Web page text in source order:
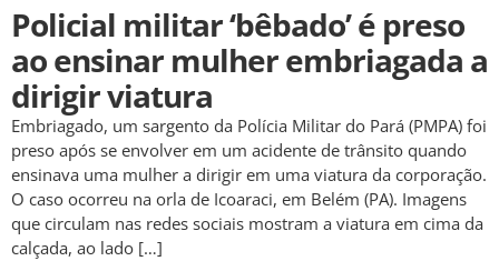
Policial militar ‘bêbado’ é preso
ao ensinar mulher embriagada a
dirigir viatura
Embriagado, um sargento da Polícia Militar do Pará (PMPA) foi
preso após se envolver em um acidente de trânsito quando
ensinava uma mulher a dirigir em uma viatura da corporação.
O caso ocorreu na orla de Icoaraci, em Belém (PA). Imagens
que circulam nas redes sociais mostram a viatura em cima da
calçada, ao lado […]